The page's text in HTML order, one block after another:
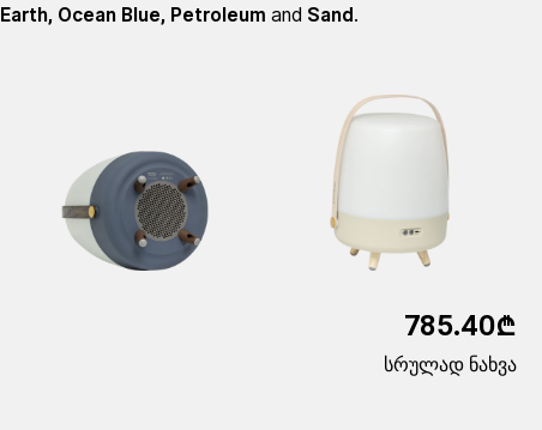
Earth, Ocean Blue, Petroleum and Sand.
785.40₾
სრულად ნახვა